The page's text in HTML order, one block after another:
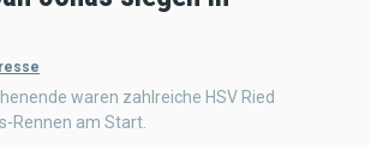
waren zahlreiche HSV Ried
Rennen am Start.